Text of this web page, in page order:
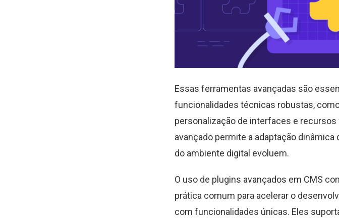
Essas ferramentas avançadas são
funcionalidades técnicas robustas,
personalização de interfaces e recursos
avançado permite a adaptação
do ambiente digital evoluem.
O uso de plugins avançados em CMS
prática comum para acelerar o
com funcionalidades únicas. Eles